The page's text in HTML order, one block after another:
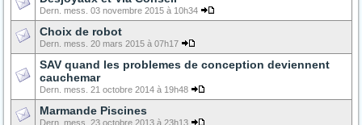
Dern. mess. 03 novembre 2015 à 10h34
Choix de robot
Dern. mess. 20 mars 2015 à 07h17
SAV quand les problemes de conception deviennent
cauchemar
Dern. mess. 21 octobre 2014 à 19h48
Marmande Piscines
Dern. mess. 23 octobre 2013 à 23h13